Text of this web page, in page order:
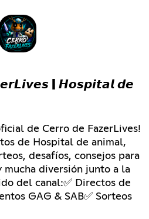
| 𝙃𝙤𝙨𝙥𝙞𝙩𝙖𝙡 𝙙𝙚
de Cerro de FazerLives!
de Hospital de animal,
desafíos, consejos para
mucha diversión junto a la
del canal:✅ Directos de
GAG & SAB✅ Sorteos